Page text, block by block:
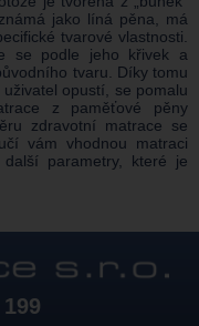
jako líná pěna, má
tvarové vlastnosti.
se podle jeho křivek a
tvaru. Díky tomu
opustí, se pomalu
z paměťové pěny
zdravotní matrace se
vám vhodnou matraci
parametry, které je